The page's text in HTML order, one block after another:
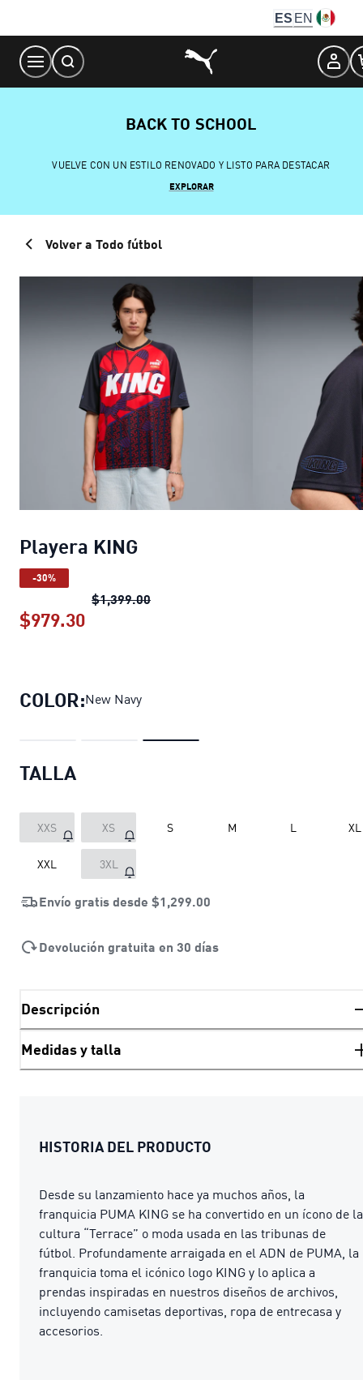
Content
ES EN
BACK TO SCHOOL
VUELVE CON UN ESTILO RENOVADO Y LISTO PARA DESTACAR
EXPLORAR
Volver a Todo fútbol
Playera KING
-30%
$1,399.00Playera KING
$979.30
COLOR:New Navy
TALLA
XXS XS S M L XL
XXL 3XL
Envío gratis desde $1,299.00
Devolución gratuita en 30 días
Descripción
Medidas y talla
HISTORIA DEL PRODUCTO
Desde su lanzamiento hace ya muchos años, la
franquicia PUMA KING se ha convertido en un ícono de la
cultura “Terrace” o moda usada en las tribunas de
fútbol. Profundamente arraigada en el ADN de PUMA, la
franquicia toma el icónico logo KING y lo aplica a
prendas inspiradas en nuestros diseños de archivos,
incluyendo camisetas deportivas, ropa de entrecasa y
accesorios.